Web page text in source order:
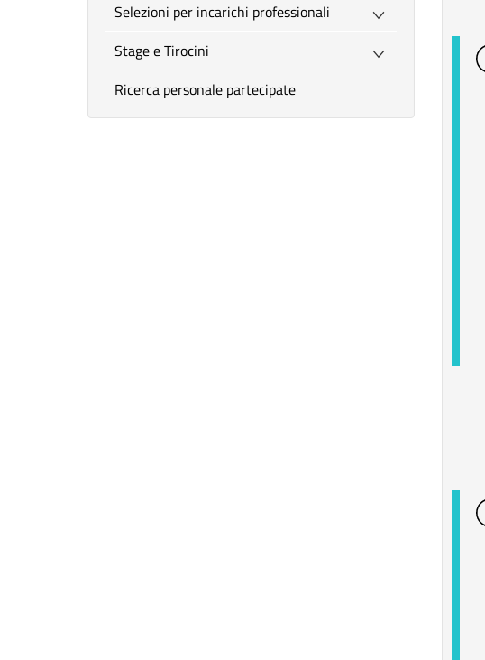
Selezioni per incarichi professionali
Stage e Tirocini
Ricerca personale partecipate